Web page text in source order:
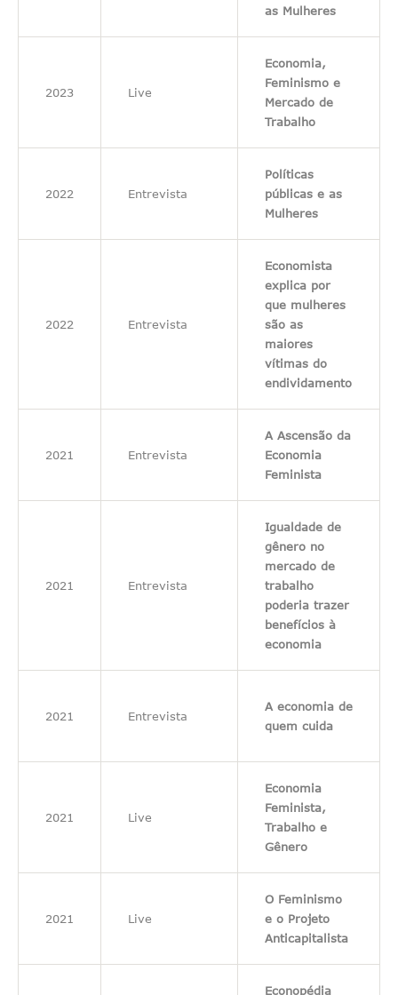
as Mulheres
2023 Live
Economia,
Feminismo e
Mercado de
Trabalho
2022 Entrevista
Políticas
públicas e as
Mulheres
2022 Entrevista
Economista
explica por
que mulheres
são as
maiores
vítimas do
endividamento
2021 Entrevista
A Ascensão da
Economia
Feminista
2021 Entrevista
Igualdade de
gênero no
mercado de
trabalho
poderia trazer
benefícios à
economia
2021 Entrevista
A economia de
quem cuida
2021 Live
Economia
Feminista,
Trabalho e
Gênero
2021 Live
O Feminismo
e o Projeto
Anticapitalista
Econopédia